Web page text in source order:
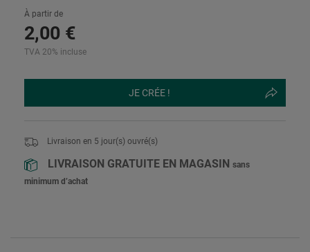
À partir de
2,00 €
TVA 20% incluse
JE CRÉE !
Livraison en 5 jour(s) ouvré(s)
LIVRAISON GRATUITE EN MAGASIN sans
minimum d’achat